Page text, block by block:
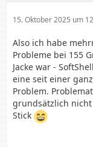
15. Oktober 2025 um
Also ich habe
Probleme bei 155
Jacke war -
eine seit einer
Problem.
grundsätzlich
Stick